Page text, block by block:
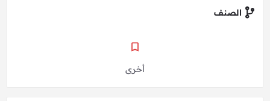
الصنف
أخرى